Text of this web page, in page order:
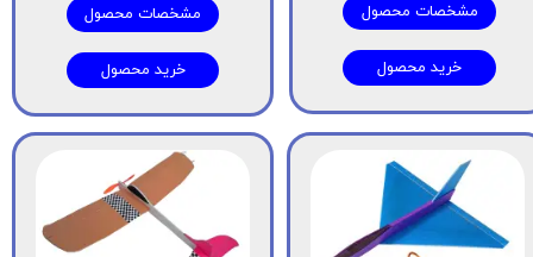
مشخصات محصول
خرید محصول
مشخصات محصول
خرید محصول